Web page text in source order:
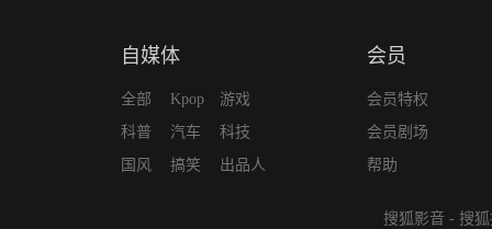
自媒体
全部
科普
国风
Kpop
汽车
搞笑
游戏
科技
出品人
会员
会员特权
会员剧场
帮助
搜狐影音 - 搜